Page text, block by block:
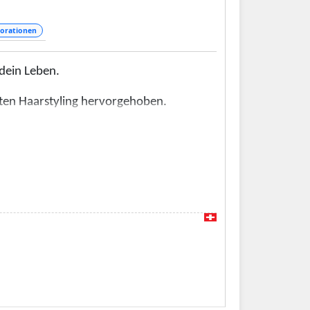
Leben.
Haarstyling hervorgehoben.